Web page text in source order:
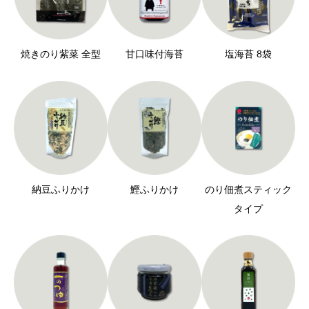
焼きのり紫菜 全型 甘口味付海苔 塩海苔 8袋
納豆ふりかけ 鰹ふりかけ
のり佃煮スティック
タイプ